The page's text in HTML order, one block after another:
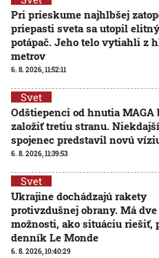
Pri prieskume najhlbšej
priepasti sveta sa utopil
potápač. Jeho telo vytiahli z
metrov
6. 8. 2026, 11:52:11
Svet
Odštiepenci od hnutia
založiť tretiu stranu.
spojenec predstavil novú
6. 8. 2026, 11:39:53
Svet
Ukrajine dochádzajú rakety
protivzdušnej obrany. Má dve
možnosti, ako situáciu riešiť,
denník Le Monde
6. 8. 2026, 10:40:29